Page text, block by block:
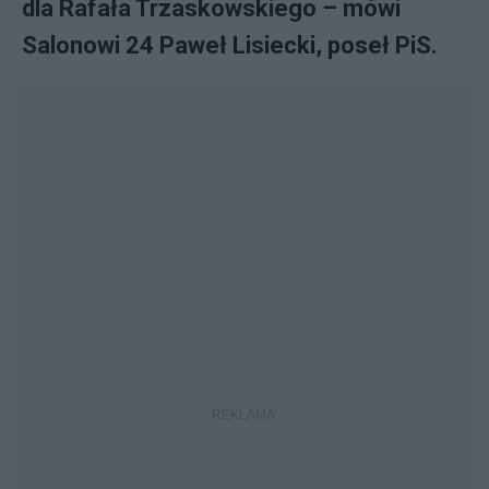
dla Rafała Trzaskowskiego – mówi
Salonowi 24 Paweł Lisiecki, poseł PiS.